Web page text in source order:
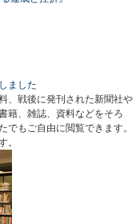
ました
、戦後に発刊された新聞社や
籍、雑誌、資料などをそろ
でもご自由に閲覧できます。
。